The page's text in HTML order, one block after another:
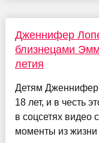
Дженнифер
близнецами
летия
Детям Дженнифер
18 лет, и в честь
в соцсетях видео
моменты из жизни